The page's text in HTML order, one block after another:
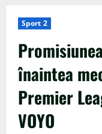
Sport 2
înaintea
Premier
VOYO